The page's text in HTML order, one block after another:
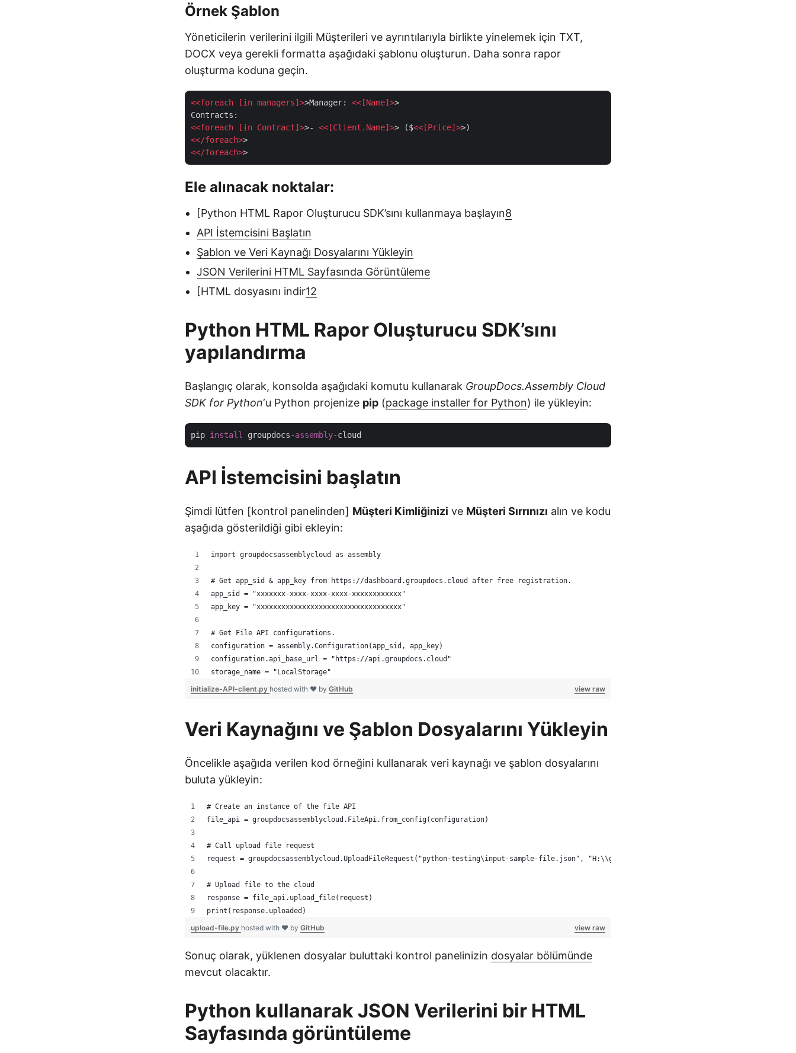
Örnek Şablon
Yöneticilerin verilerini ilgili Müşterileri ve ayrıntılarıyla birlikte yinelemek için TXT,
DOCX veya gerekli formatta aşağıdaki şablonu oluşturun. Daha sonra rapor
oluşturma koduna geçin.
<<foreach [in managers]>>Manager: <<[Name]>>
<<foreach [in Contract]>>- <<[Client.Name]>> ($<<[Price]>
<</foreach>
<</foreach>
Ele alınacak noktalar:
[Python HTML Rapor Oluşturucu SDK’sını kullanmaya başlayın8
API İstemcisini Başlatın
Şablon ve Veri Kaynağı Dosyalarını Yükleyin
JSON Verilerini HTML Sayfasında Görüntüleme
[HTML dosyasını indir12
Python HTML Rapor Oluşturucu SDK’sını
yapılandırma
Başlangıç olarak, konsolda aşağıdaki komutu kullanarak GroupDocs.Assembly Cloud
SDK for Python‘u Python projenize pip (package installer for Python) ile yükleyin:
pip install groupdocs-assembly
API İstemcisini başlatın
Şimdi lütfen [kontrol panelinden] Müşteri Kimliğinizi ve Müşteri Sırrınızı alın ve kodu
aşağıda gösterildiği gibi ekleyin:
import groupdocsassemblycloud as assembly
# Get app_sid & app_key from https://dashboard.groupdocs.cloud after free registration.
app_sid = "xxxxxxx-xxxx-xxxx-xxxx-xxxxxxxxxxxx"
app_key = "xxxxxxxxxxxxxxxxxxxxxxxxxxxxxxxxxxx"
# Get File API configurations.
configuration = assembly.Configuration(app_sid, app_key)
configuration.api_base_url = "https://api.groupdocs.cloud"
storage_name = "LocalStorage"
view raw
initialize-API-client.py hosted with ❤ by GitHub
Veri Kaynağını ve Şablon Dosyalarını Yükleyin
Öncelikle aşağıda verilen kod örneğini kullanarak veri kaynağı ve şablon dosyalarını
buluta yükleyin:
# Create an instance of the file API
file_api = groupdocsassemblycloud.FileApi.from_config(configuration)
# Call upload file request
request = groupdocsassemblycloud.UploadFileRequest("python-testing\input-sample-file.json", "H:\\groupdocs-cloud-data\\input-sample-
# Upload file to the cloud
response = file_api.upload_file(request)
print(response.uploaded)
view raw
upload-file.py hosted with ❤ by GitHub
Sonuç olarak, yüklenen dosyalar buluttaki kontrol panelinizin dosyalar bölümünde
mevcut olacaktır.
Python kullanarak JSON Verilerini bir HTML
Sayfasında görüntüleme